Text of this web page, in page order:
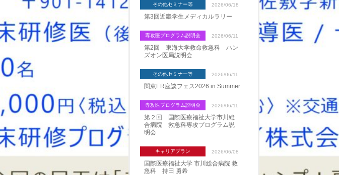
その他セミナー等 2026/06/18
第3回近畿学生メディカルラリー
専攻医プログラム説明会 2026/06/11
第2回 東海大学救命救急科 ハン
ズオン医局説明会
その他セミナー等 2026/06/11
関東ER座談フェス2026 in Summer
専攻医プログラム説明会 2026/06/11
第２回 国際医療福祉大学市川総
合病院 救急科専攻プログラム説
明会
キャリアプラン 2026/06/08
国際医療福祉大学 市川総合病院 救
急科 持田 勇希